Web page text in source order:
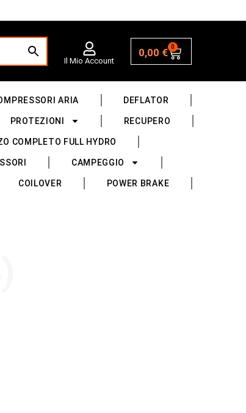
Il Mio Account
0,00 € 0
ARIA DEFLATOR
PROTEZIONI RECUPERO
COMPLETO FULL HYDRO
CAMPEGGIO
COILOVER POWER BRAKE